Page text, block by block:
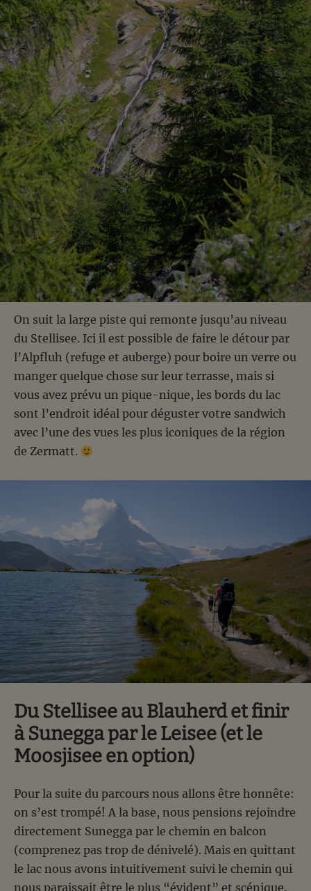
On suit la large piste qui remonte jusqu’au niveau
du Stellisee. Ici il est possible de faire le détour par
l’Alpfluh (refuge et auberge) pour boire un verre ou
manger quelque chose sur leur terrasse, mais si
vous avez prévu un pique-nique, les bords du lac
sont l’endroit idéal pour déguster votre sandwich
avec l’une des vues les plus iconiques de la région
de Zermatt.
Du Stellisee au Blauherd et finir
à Sunegga par le Leisee (et le
Moosjisee en option)
Pour la suite du parcours nous allons être honnête:
on s’est trompé! A la base, nous pensions rejoindre
directement Sunegga par le chemin en balcon
(comprenez pas trop de dénivelé). Mais en quittant
le lac nous avons intuitivement suivi le chemin qui
nous paraissait être le plus “évident” et scénique.